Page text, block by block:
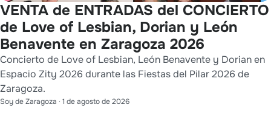
VENTA de ENTRADAS del CONCIERTO
de Love of Lesbian, Dorian y León
Benavente en Zaragoza 2026
Concierto de Love of Lesbian, León Benavente y Dorian en
Espacio Zity 2026 durante las Fiestas del Pilar 2026 de
Zaragoza.
Soy de Zaragoza · 1 de agosto de 2026